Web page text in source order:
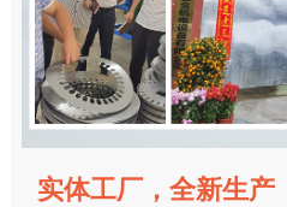
实体工厂，全新生产